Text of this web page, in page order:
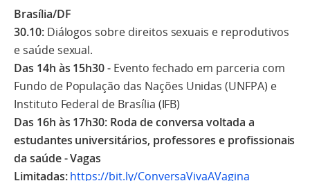
Brasília/DF
30.10: Diálogos sobre direitos sexuais e reprodutivos
e saúde sexual.
Das 14h às 15h30 - Evento fechado em parceria com
Fundo de População das Nações Unidas (UNFPA) e
Instituto Federal de Brasília (IFB)
Das 16h às 17h30: Roda de conversa voltada a
estudantes universitários, professores e profissionais
da saúde - Vagas
Limitadas: https://bit.ly/ConversaVivaAVagina